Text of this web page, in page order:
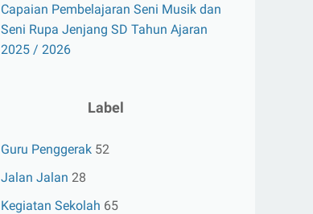
Capaian Pembelajaran Seni Musik dan
Seni Rupa Jenjang SD Tahun Ajaran
2025 / 2026
Label
Guru Penggerak 52
Jalan Jalan 28
Kegiatan Sekolah 65